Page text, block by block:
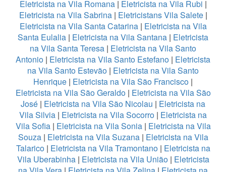
Eletricista na Vila Romana| Eletricista na Vila Rubi |
Eletricista na Vila Sabrina| Eletricistans Vila Salete|
Eletricista na Vila Santa Catarina| Eletricista na Vila
Santa Eulalia | Eletricista na Vila Santana | Eletricista
na Vila Santa Teresa | Eletricista na Vila Santo
Antonio | Eletricista na Vila Santo Estefano | Eletricista
na Vila Santo Estevão | Eletricista na Vila Santo
Henrique | Eletricista na Vila São Francisco |
Eletricista na Vila São Geraldo| Eletricista na Vila São
José | Eletricista na Vila São Nicolau | Eletricista na
Vila Silvia | Eletricista na Vila Socorro | Eletricista na
Vila Sofia| Eletricista na Vila Sonia| Eletricista na Vila
Souza| Eletricista na Vila Suzana| Eletricista na Vila
Talarico| Eletricista na Vila Tramontano| Eletricista na
Vila Uberabinha| Eletricista na Vila União| Eletricista